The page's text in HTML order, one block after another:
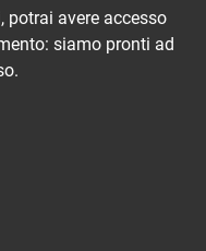
potrai avere accesso
siamo pronti ad